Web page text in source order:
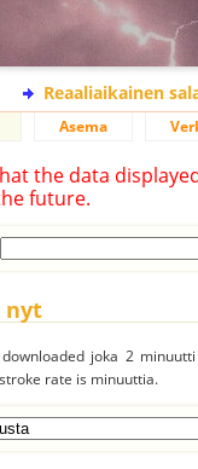
Reaaliaikainen
Asema
the data
future.
nyt
joka 2
rate is minuuttia.